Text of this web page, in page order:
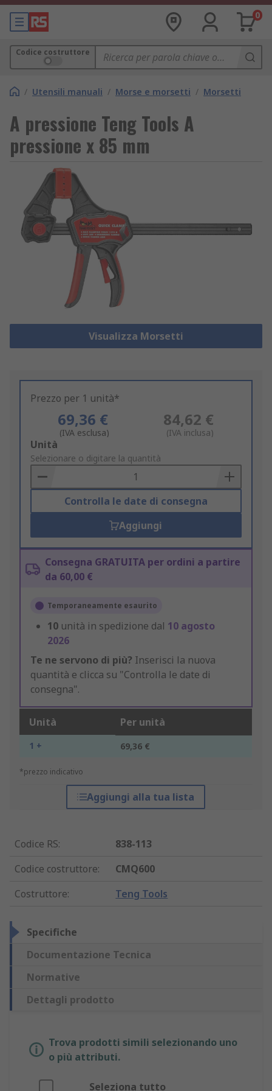
0
Codice costruttore
/ Utensili manuali / Morse e morsetti / Morsetti
A pressione Teng Tools A
pressione x 85 mm
Visualizza Morsetti
Prezzo per 1 unità*
69,36 €
(IVA esclusa)
84,62 €
(IVA inclusa)
Add
to
Basket
Unità
Selezionare o digitare la quantità
Controlla le date di consegna
Aggiungi
Consegna GRATUITA per ordini a partire
da 60,00 €
Temporaneamente esaurito
10 unità in spedizione dal 10 agosto
2026
Te ne servono di più? Inserisci la nuova
quantità e clicca su "Controlla le date di
consegna".
Unità Per unità
1 + 69,36 €
*prezzo indicativo
Aggiungi alla tua lista
Codice RS:
838-113
Codice costruttore:
CMQ600
Costruttore: Teng Tools
Specifiche
Documentazione Tecnica
Normative
Dettagli prodotto
Trova prodotti simili selezionando uno
o più attributi.
Seleziona tutto